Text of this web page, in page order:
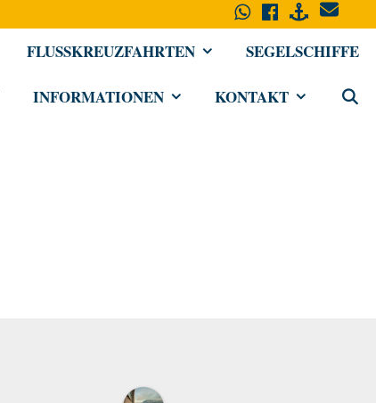
FLUSSKREUZFAHRTEN SEGELSCHIFFE
INFORMATIONEN KONTAKT